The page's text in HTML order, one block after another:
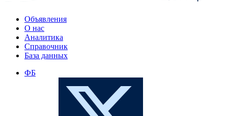
Объявления
О нас
Аналитика
Справочник
База данных
ФБ